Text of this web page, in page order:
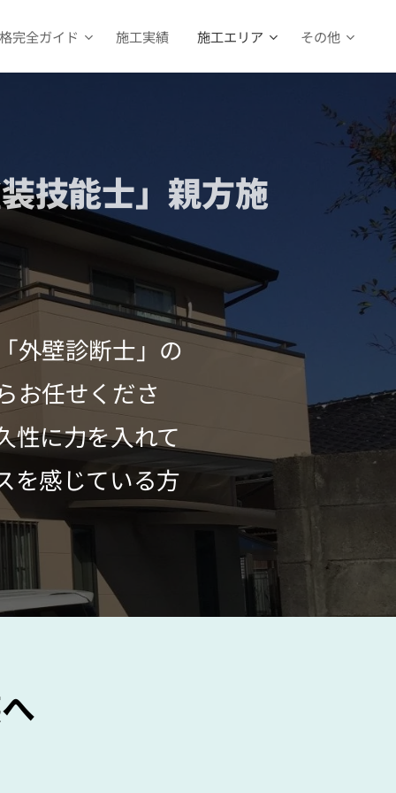
完全ガイド 施工実績 施工エリア その他
技能士」親方施
外壁診断士」の
お任せくださ
性に力を入れて
を感じている方